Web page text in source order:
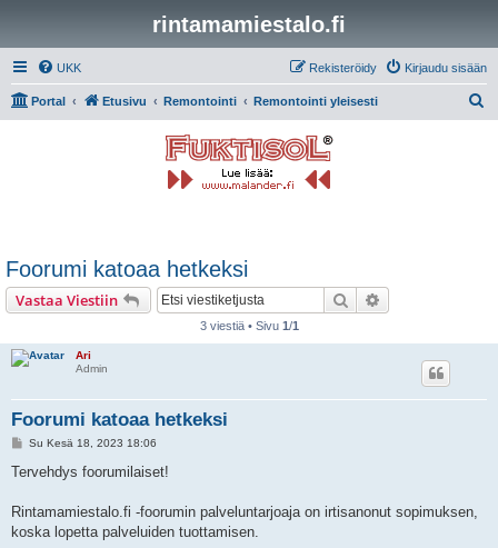
rintamamiestalo.fi
UKK Kirjaudu sisään
Rekisteröidy
Portal Etusivu Remontointi Remontointi yleisesti
Foorumi katoaa hetkeksi
Vastaa Viestiin Etsi
3 viestiä • Sivu 1/1
Ari
Admin
Foorumi katoaa hetkeksi
V
e
i
Su Kesä 18, 2023 18:06
Tervehdys foorumilaiset!
Rintamamiestalo.fi -foorumin palveluntarjoaja on irtisanonut sopimuksen,
koska lopetta palveluiden tuottamisen.